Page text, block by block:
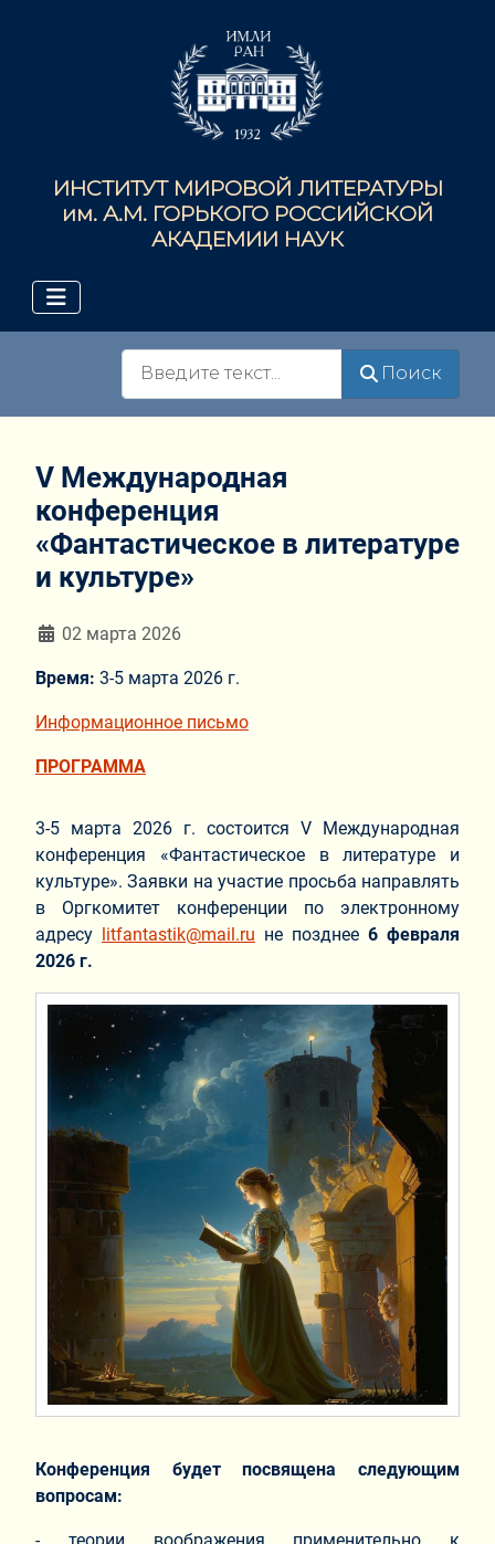
ИНСТИТУТ МИРОВОЙ ЛИТЕРАТУРЫ
им. А.М. ГОРЬКОГО РОССИЙСКОЙ
АКАДЕМИИ НАУК
Поиск
V Международная
конференция
«Фантастическое в литературе
и культуре»
Информация о материале
02 марта 2026
Время: 3-5 марта 2026 г.
Информационное письмо
ПРОГРАММА
3-5 марта 2026 г. состоится V Международная
конференция «Фантастическое в литературе и
культуре». Заявки на участие просьба направлять
в Оргкомитет конференции по электронному
адресу
litfantastik@mail.ru не позднее 6 февраля
2026 г.
Конференция будет посвящена следующим
вопросам: